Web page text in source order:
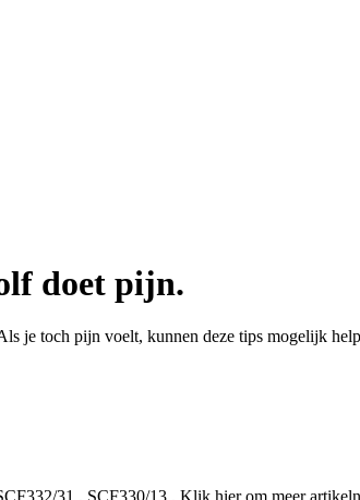
doet pijn.
je toch pijn voelt, kunnen deze tips mogelijk